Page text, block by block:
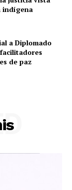
indígena
a Diplomado
de paz